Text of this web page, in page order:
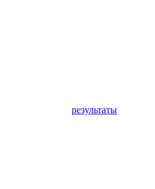
результаты